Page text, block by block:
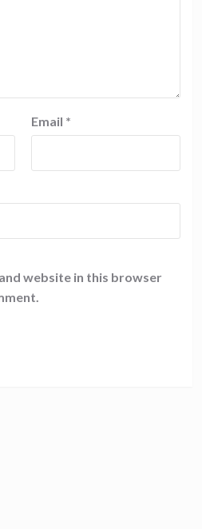
Email *
website in this browser